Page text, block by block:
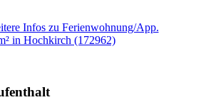
Infos zu Ferienwohnung/App.
in Hochkirch (172962)